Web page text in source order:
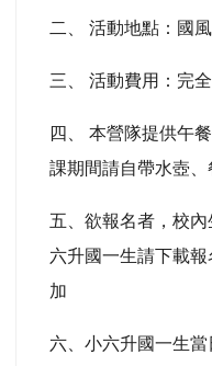
二、 活動地點：國
三、 活動費用：完全
四、 本營隊提供午
課期間請自帶水壺、
五、欲報名者，校
六升國一生請下載
加
六、小六升國一生